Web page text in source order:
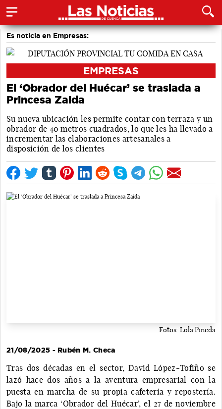
Es noticia en Empresas:
EMPRESAS
El ‘Obrador del Huécar’ se traslada a
Princesa Zaida
Su nueva ubicación les permite contar con terraza y un
obrador de 40 metros cuadrados, lo que les ha llevado a
incrementar las elaboraciones artesanales a
disposición de los clientes
Fotos: Lola Pineda
21/08/2025 - Rubén M. Checa
Tras dos décadas en el sector, David López-Tofiño se
lazó hace dos años a la aventura empresarial con la
puesta en marcha de su propia cafetería y repostería.
Bajo la marca ‘Obrador del Huécar’, el 27 de noviembre